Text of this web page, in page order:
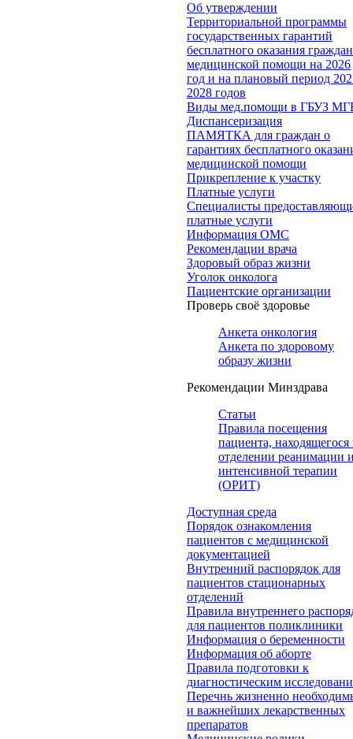
Об утверждении
Территориальной программы
государственных гарантий
бесплатного оказания
медицинской помощи на 2026
год и на плановый период
2028 годов
Виды мед.помощи в ГБУЗ
Диспансеризация
ПАМЯТКА для граждан о
гарантиях бесплатного
медицинской помощи
Прикрепление к участку
Платные услуги
Специалисты
платные услуги
Информация ОМС
Рекомендации врача
Здоровый образ жизни
Уголок онколога
Пациентские организации
Проверь своё здоровье
Анкета онкология
Анкета по здоровому
образу жизни
Рекомендации Минздрава
Статьи
Правила посещения
пациента, находящегося
отделении реанимации и
интенсивной терапии
(ОРИТ)
Доступная среда
Порядок ознакомления
пациентов с медицинской
документацией
Внутренний распорядок для
пациентов стационарных
отделений
Правила внутреннего
для пациентов поликлиники
Информация о беременности
Информация об аборте
Правила подготовки к
диагностическим
Перечнь жизненно
и важнейших лекарственных
препаратов